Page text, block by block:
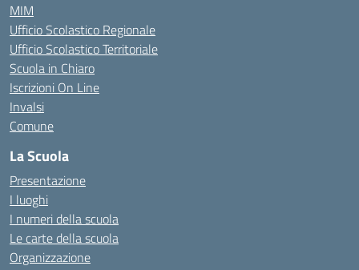
MIM
Ufficio Scolastico Regionale
Ufficio Scolastico Territoriale
Scuola in Chiaro
Iscrizioni On Line
Invalsi
Comune
La Scuola
Presentazione
I luoghi
I numeri della scuola
Le carte della scuola
Organizzazione